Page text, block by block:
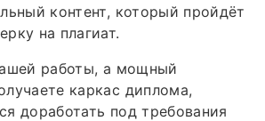
контент, который пройдёт
на плагиат.
работы, а мощный
каркас диплома,
доработать под требования